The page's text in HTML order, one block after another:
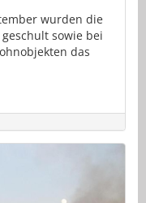
wurden die
sowie bei
das